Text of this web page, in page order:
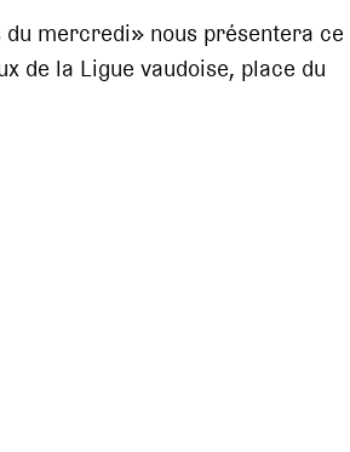
mercredi» nous présentera ce
de la Ligue vaudoise, place du